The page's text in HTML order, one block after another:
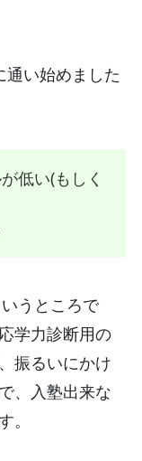
い始めました
低い(もしく
うところで
学力診断用の
振るいにかけ
、入塾出来な
。